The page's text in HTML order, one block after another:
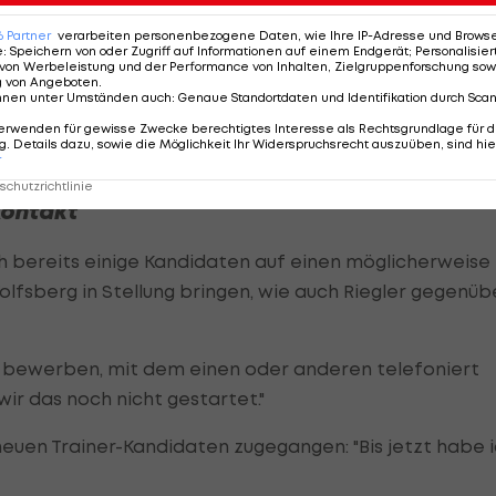
viel besser gewesen, wenn wir gewonnen hätten. So
geht, wie es dem Trainer selbst geht", so
dass Atalan nach wie vor einen guten Draht zur
bereits einige Kandidaten auf einen möglicherweise
in Stellung bringen, wie auch Riegler
bewerben, mit dem einen oder anderen telefoniert
das noch nicht gestartet."
Trainer-Kandidaten zugegangen: "Bis jetzt habe
Partner verarbeiten personenbezogene Daten, wie Ihre IP-Adresse und
: Speichern von oder Zugriff auf Informationen auf einem Endgerät;
Werbeleistung und der Performance von Inhalten, Zielgruppenforschung
von Angeboten.
unter Umständen auch: Genaue Standortdaten und Identifikation durch
für gewisse Zwecke berechtigtes Interesse als Rechtsgrundlage für
Details dazu, sowie die Möglichkeit Ihr Widerspruchsrecht auszuüben, sind